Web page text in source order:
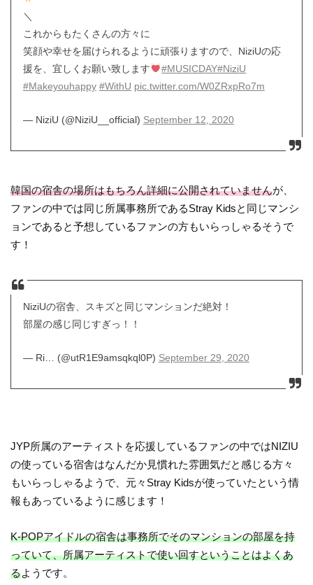
＼
これからもたくさんの方々に
笑顔や幸せを届けられるように頑張りますので、NiziUの応
援を、宜しくお願い致します
#MUSICDAY#NiziU
#Makeyouhappy #WithU pic.twitter.com/W0ZRxpRo7m
— NiziU (@NiziU__official) September 12, 2020
韓国の宿舎の場所はもちろん詳細に公開されていませんが、
ファンの中では同じ所属事務所であるStray Kidsと同じマンシ
ョンであると予想しているファンの方もいらっしゃるそうで
す！
NiziUの宿舎、スキズと同じマンションだ絶対！
部屋の感じ同じすぎっ！！
— Ri… (@utR1E9amsqkql0P) September 29, 2020
JYP所属のアーティストを応援しているファンの中ではNIZIU
の使っている宿舎はなんだか見慣れた雰囲気だと感じる方々
もいらっしゃるようで、元々Stray Kidsが使っていたという情
報もあっているように感じます！
K-POPアイドルの宿舎は事務所でそのマンションの部屋を持
っていて、所属アーティストで使い回すということはよくあ
るようです。